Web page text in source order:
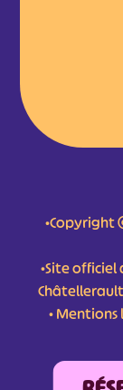
•Copyright
•Site officiel
•Mentions